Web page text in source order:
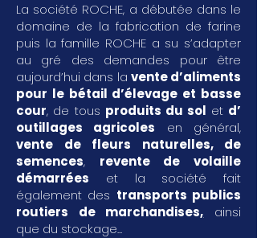
La société ROCHE, a débutée dans le
domaine de la fabrication de farine
puis la famille ROCHE a su s’adapter
au gré des demandes pour être
aujourd’hui dans la vente d’aliments
pour le bétail d’élevage et basse
cour, de tous produits du sol et d’
outillages agricoles en général,
vente de fleurs naturelles, de
semences, revente de volaille
démarrées et la société fait
également des transports publics
routiers de marchandises, ainsi
que du stockage...